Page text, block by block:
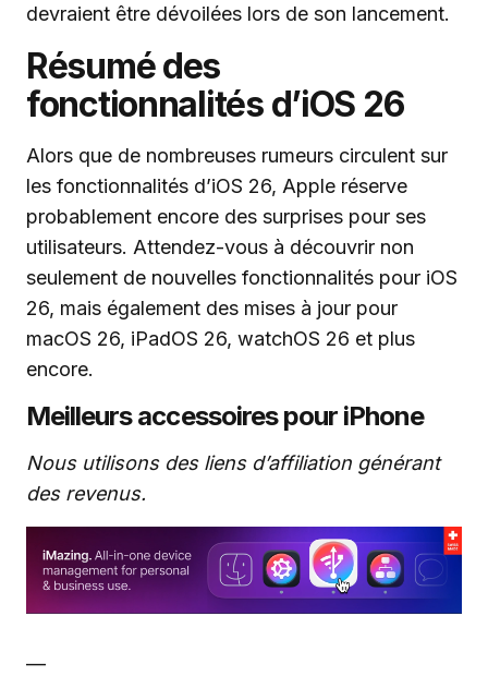
devraient être dévoilées lors de son lancement.
Résumé des
fonctionnalités d’iOS 26
Alors que de nombreuses rumeurs circulent sur
les fonctionnalités d’iOS 26, Apple réserve
probablement encore des surprises pour ses
utilisateurs. Attendez-vous à découvrir non
seulement de nouvelles fonctionnalités pour iOS
26, mais également des mises à jour pour
macOS 26, iPadOS 26, watchOS 26 et plus
encore.
Meilleurs accessoires pour iPhone
Nous utilisons des liens d’affiliation générant
des revenus.
—